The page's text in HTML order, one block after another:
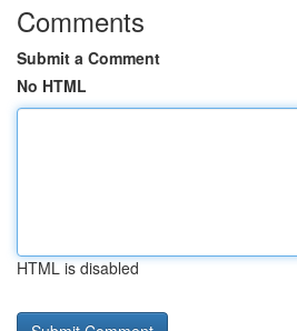
Comments
Submit a Comment
No HTML
HTML is disabled